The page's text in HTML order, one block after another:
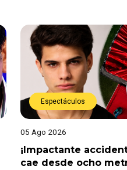
Espectáculos
05 Ago 2026
¡Impactante
cae desde ocho